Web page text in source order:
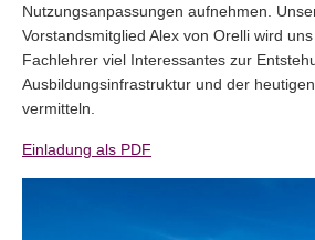
Nutzungsanpassungen aufnehmen.
Vorstandsmitglied Alex von Orelli wird
Fachlehrer viel Interessantes zur
Ausbildungsinfrastruktur und der
vermitteln.
Einladung als PDF